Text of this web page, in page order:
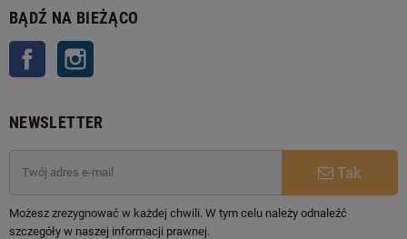
BĄDŹ NA BIEŻĄCO
Facebook
NEWSLETTER
Tak
Możesz zrezygnować w każdej chwili. W tym celu należy odnaleźć
szczegóły w naszej informacji prawnej.